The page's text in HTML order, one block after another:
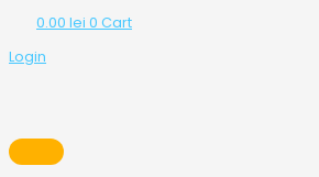
0.00 lei 0 Cart
Login